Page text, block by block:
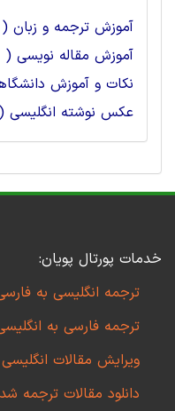
آموزش ترجمه و زبان ( 8 )
آموزش مقاله نویسی ( 21 )
نکات و آموزش
عکس نوشته انگلیسی ( 104 )
خدمات پورتال پویان:
ترجمه انگلیسی به
ترجمه فارسی به
ویرایش مقالات انگلیسی ISI
دانلود مقالات ترجمه